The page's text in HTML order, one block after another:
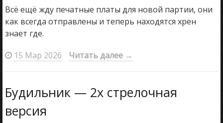
Всё ещё жду печатные платы для новой партии, они
как всегда отправлены и теперь находятся хрен
знает где.
15 Мар 2026
Читать далее →
Будильник — 2х стрелочная
версия